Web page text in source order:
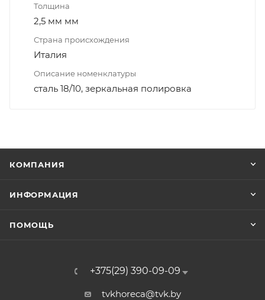
Толщина
2,5 мм мм
Страна происхождения
Италия
Описание номенклатуры
сталь 18/10, зеркальная полировка
КОМПАНИЯ
ИНФОРМАЦИЯ
ПОМОЩЬ
+375(29) 390-09-09
tvkhoreca@tvk.by